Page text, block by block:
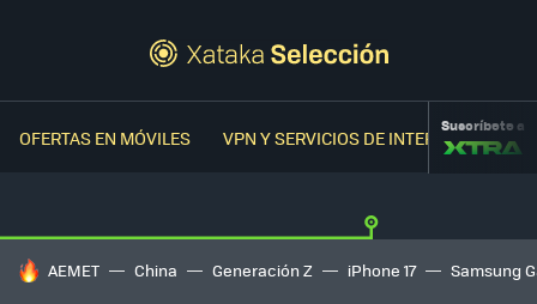
OFERTAS EN MÓVILES VPN Y SERVICIOS DE INTERNETSuscríbete a
HOY SE HABLA DE
AEMET China Generación Z iPhone 17 Samsung